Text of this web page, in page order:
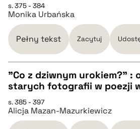
pobierz cytat
BIBTEX
pobierz cytat
s. 375 - 384
Monika Urbańska
Pełny tekst Zacytuj
CZYSTY TEKST
pobierz cytat
"Co z dziwnym urokiem?" :
starych fotografii w poezji
s. 385 - 397
Alicja Mazan-Mazurkiewicz